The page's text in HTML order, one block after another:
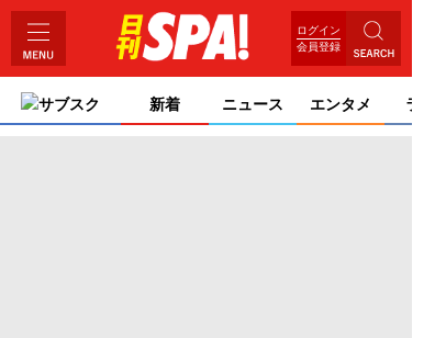
ログイン
会員登録
サブスク 新着 ニュース エンタメ ライ